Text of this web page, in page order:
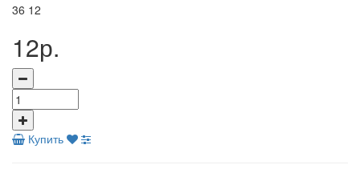
36 12
12р.
Купить